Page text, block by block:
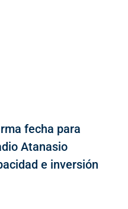
fecha para
Atanasio
e inversión